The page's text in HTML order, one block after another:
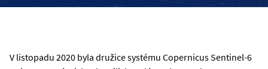
V listopadu 2020 byla družice systému Copernicus Sentinel-6